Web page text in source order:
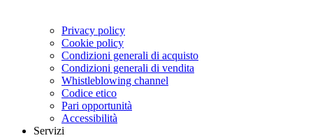
Privacy policy
Cookie policy
Condizioni generali di acquisto
Condizioni generali di vendita
Whistleblowing channel
Codice etico
Pari opportunità
Accessibilità
Servizi